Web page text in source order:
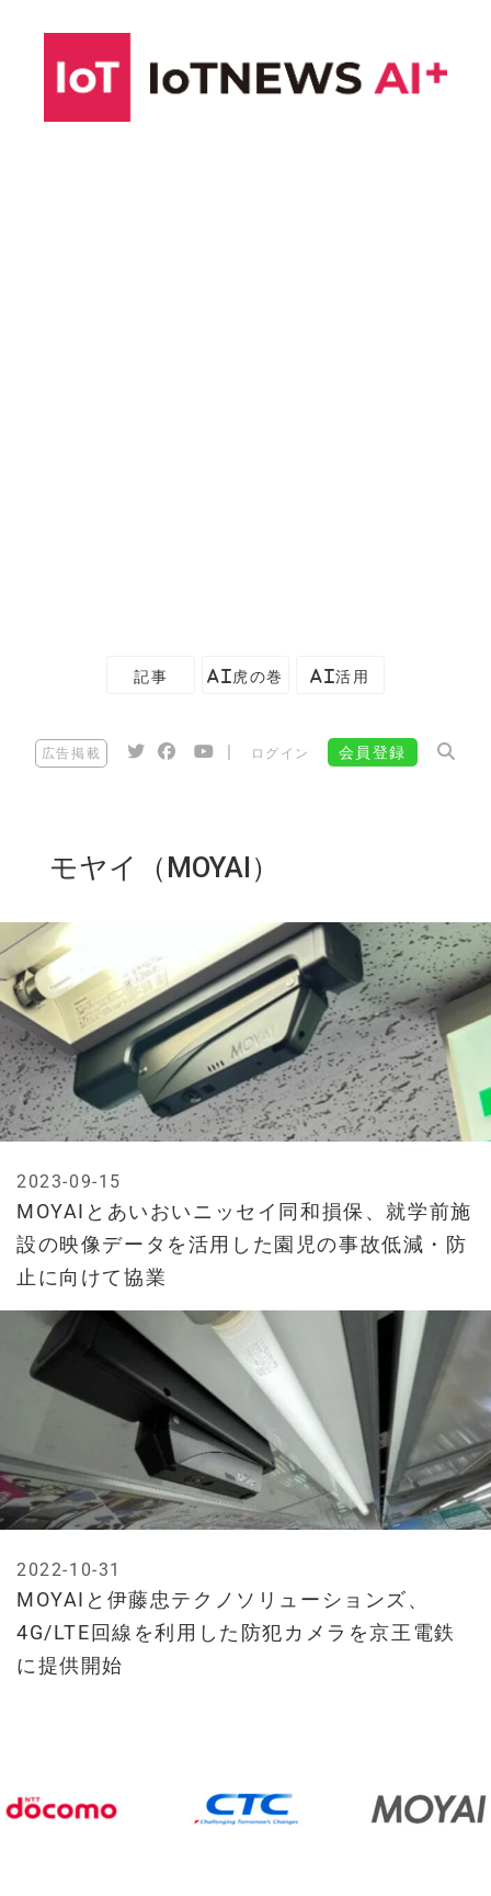
記事 AI虎の巻 AI活用
広告掲載 ログイン 会員登録
モヤイ（MOYAI）
MOYAIとあいおいニッセイ同和損保、就学前施
設の映像データを活用した園児の事故低減・防
止に向けて協業
2023-09-15
MOYAIと伊藤忠テクノソリューションズ、
4G/LTE回線を利用した防犯カメラを京王電鉄
に提供開始
2022-10-31